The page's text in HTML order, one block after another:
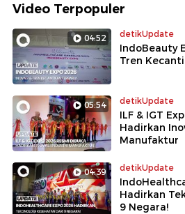
Video Terpopuler
04:52 detikUpdate
IndoBeauty
Tren
05:54 detikUpdate
ILF & IGT
Hadirkan
Manufaktur
04:39 detikUpdate
Hadirkan
9 Negara!